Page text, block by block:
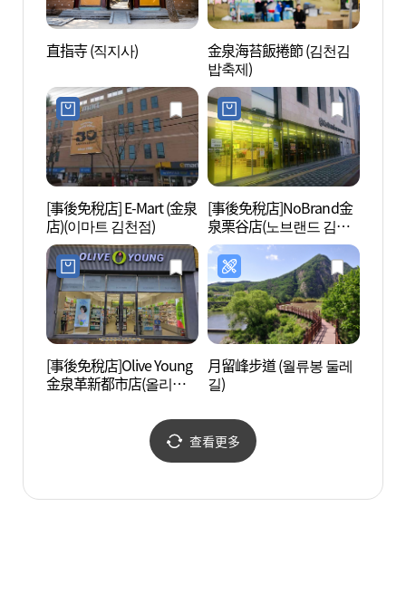
直指寺 (직지사)
金泉海苔飯捲節 (김천김
밥축제)
[事後免稅店] E-Mart (金泉
店)(이마트 김천점)
[事後免稅店]NoBrand金
泉栗谷店(노브랜드 김천
율곡점)
[事後免稅店]Olive Young
金泉革新都市店(올리브
月留峰步道 (월류봉 둘레
길)
查看更多